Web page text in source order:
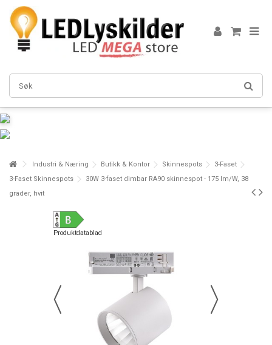
Industri & Næring Butikk & Kontor Skinnespots
3-Faset
3-Faset Skinnespots
30W 3-faset dimbar RA90 skinnespot - 175 lm/W, 38
grader, hvit
Produktdatablad